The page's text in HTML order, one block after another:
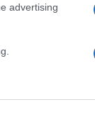
advertising